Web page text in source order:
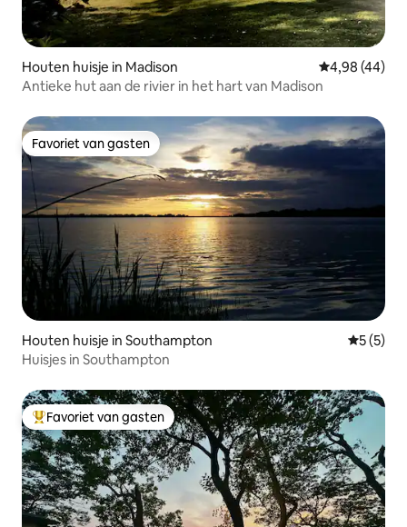
Houten huisje in Madison Gemiddelde
4,98 (44)
Antieke hut aan de rivier in het hart van Madison
Favoriet van gasten
Favoriet van gasten
Houten huisje in Southampton
5 (5)
Huisjes in Southampton
Topfavoriet van gasten
Favoriet van gasten